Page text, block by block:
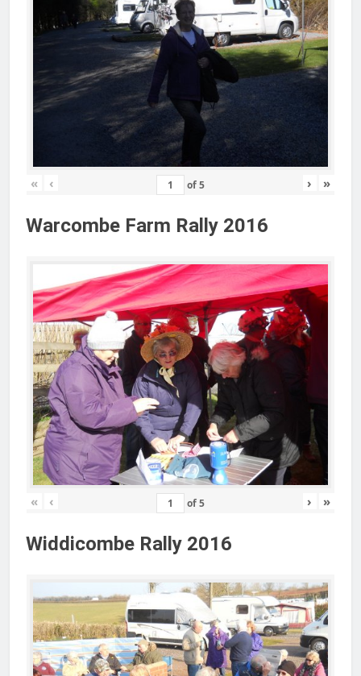
« ‹ of5 › »
Warcombe Farm Rally 2016
« ‹ of5 › »
Widdicombe Rally 2016